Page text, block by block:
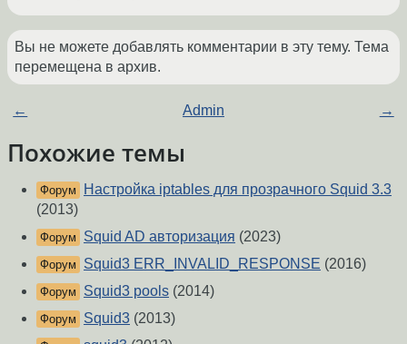
Вы не можете добавлять комментарии в эту тему. Тема
перемещена в архив.
← Admin →
Похожие темы
Форум
Настройка iptables для прозрачного Squid 3.3
(2013)
Форум Squid AD авторизация (2023)
Форум Squid3 ERR_INVALID_RESPONSE (2016)
Форум Squid3 pools (2014)
Форум Squid3 (2013)